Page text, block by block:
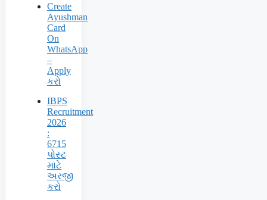
Create
Ayushman
Card
On
WhatsApp
–
Apply
કરો
IBPS
Recruitment
2026
:
6715
પોસ્ટ
માટે
અરજી
કરો